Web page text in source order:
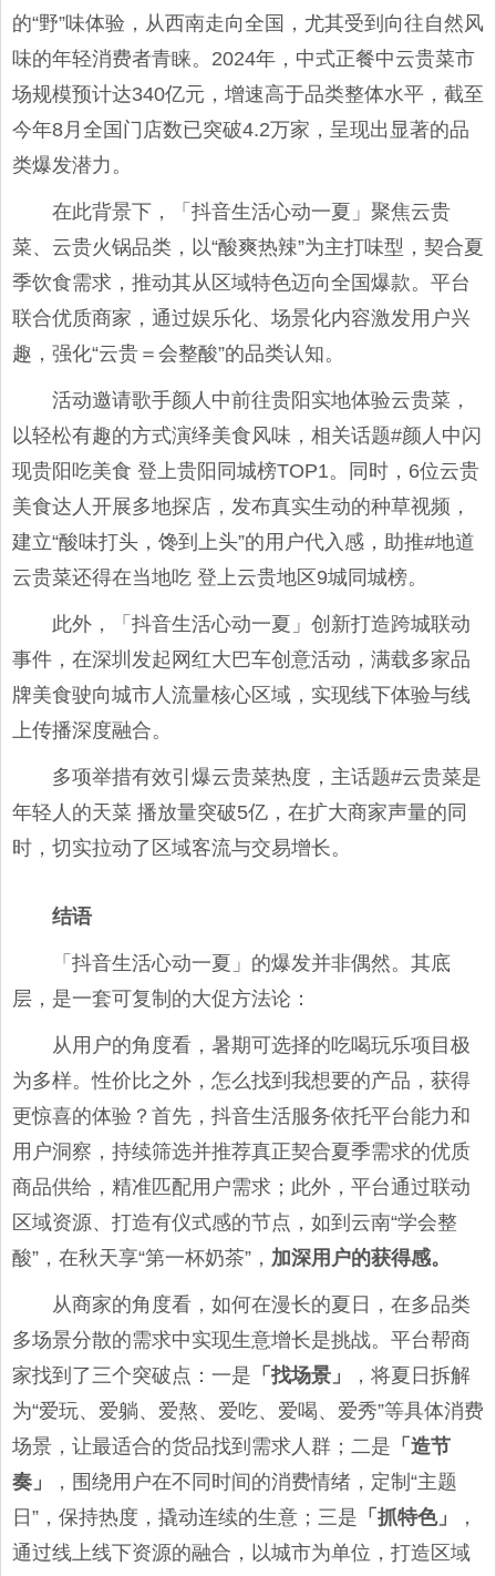
的“野”味体验，从西南走向全国，尤其受到向往自然风
味的年轻消费者青睐。2024年，中式正餐中云贵菜市
场规模预计达340亿元，增速高于品类整体水平，截至
今年8月全国门店数已突破4.2万家，呈现出显著的品
类爆发潜力。
在此背景下，「抖音生活心动一夏」聚焦云贵
菜、云贵火锅品类，以“酸爽热辣”为主打味型，契合夏
季饮食需求，推动其从区域特色迈向全国爆款。平台
联合优质商家，通过娱乐化、场景化内容激发用户兴
趣，强化“云贵＝会整酸”的品类认知。
活动邀请歌手颜人中前往贵阳实地体验云贵菜，
以轻松有趣的方式演绎美食风味，相关话题#颜人中闪
现贵阳吃美食 登上贵阳同城榜TOP1。同时，6位云贵
美食达人开展多地探店，发布真实生动的种草视频，
建立“酸味打头，馋到上头”的用户代入感，助推#地道
云贵菜还得在当地吃 登上云贵地区9城同城榜。
此外，「抖音生活心动一夏」创新打造跨城联动
事件，在深圳发起网红大巴车创意活动，满载多家品
牌美食驶向城市人流量核心区域，实现线下体验与线
上传播深度融合。
多项举措有效引爆云贵菜热度，主话题#云贵菜是
年轻人的天菜 播放量突破5亿，在扩大商家声量的同
时，切实拉动了区域客流与交易增长。
结语
「抖音生活心动一夏」的爆发并非偶然。其底
层，是一套可复制的大促方法论：
从用户的角度看，暑期可选择的吃喝玩乐项目极
为多样。性价比之外，怎么找到我想要的产品，获得
更惊喜的体验？首先，抖音生活服务依托平台能力和
用户洞察，持续筛选并推荐真正契合夏季需求的优质
商品供给，精准匹配用户需求；此外，平台通过联动
区域资源、打造有仪式感的节点，如到云南“学会整
酸”，在秋天享“第一杯奶茶”， 加深用户的获得感。
从商家的角度看，如何在漫长的夏日，在多品类
多场景分散的需求中实现生意增长是挑战。平台帮商
家找到了三个突破点：一是 「找场景」
，将夏日拆解
为“爱玩、爱躺、爱熬、爱吃、爱喝、爱秀”等具体消费
场景，让最适合的货品找到需求人群；二是 「造节
奏」
，围绕用户在不同时间的消费情绪，定制“主题
日”，保持热度，撬动连续的生意；三是 「抓特色」
，
通过线上线下资源的融合，以城市为单位，打造区域